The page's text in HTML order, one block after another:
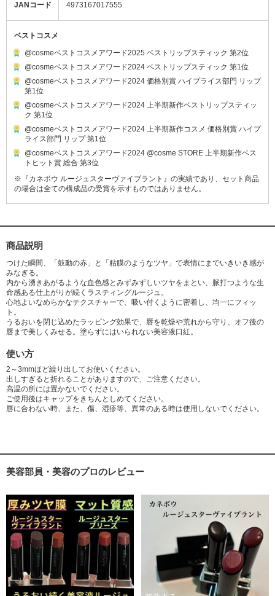
JANコード 4973167017555
ベストコスメ
@cosmeベストコスメアワード2025 ベストリップスティック 第2位
@cosmeベストコスメアワード2024 ベストリップスティック 第1位
@cosmeベストコスメアワード2024 価格別賞 ハイプライス部門 リップ
第1位
@cosmeベストコスメアワード2024 上半期新作ベストリップスティッ
ク 第1位
@cosmeベストコスメアワード2024 上半期新作コスメ 価格別賞 ハイプ
ライス部門 リップ 第1位
@cosmeベストコスメアワード2024 @cosme STORE 上半期新作ベス
トヒット賞 総合 第3位
※『カネボウ ルージュスターヴァイブラント』の実績であり、セット商品
の場合は全ての構成品の受賞を示すものではありません。
商品説明
つけた瞬間、「鼓動の赤」と「粘膜のようなツヤ」で表情にまでいきいき感が
みなぎる。
内から湧きあがるような血色感とみずみずしいツヤをまとい、脈打つような生
命感ある仕上がりが続くラスティングルージュ。
心地よいなめらかなテクスチャーで、吸い付くように密着し、均一にフィッ
ト。
うるおいを閉じ込めたラッピング効果で、唇を乾燥や荒れから守り、オフ後の
唇まで美しくみせる。塗らずにはいられない美容液口紅。
使い方
2～3mmほど繰り出してお使いください。
出しすぎると折れることがありますので、ご注意ください。
高温の所には置かないでください。
ご使用後はキャップをきちんとしめてください。
唇に合わない時、また、傷、湿疹等、異常のある時は使用しないでください。
美容部員・美容のプロのレビュー